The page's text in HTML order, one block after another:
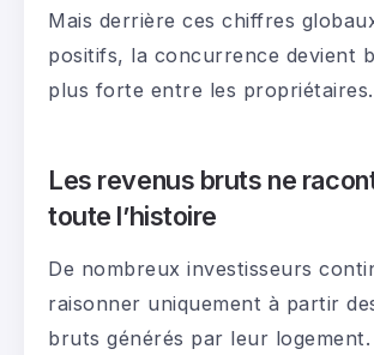
Mais derrière ces chiffres
positifs, la concurrence devient
plus forte entre les propriétaires.
Les revenus bruts ne
toute l’histoire
De nombreux investisseurs
raisonner uniquement à partir
bruts générés par leur